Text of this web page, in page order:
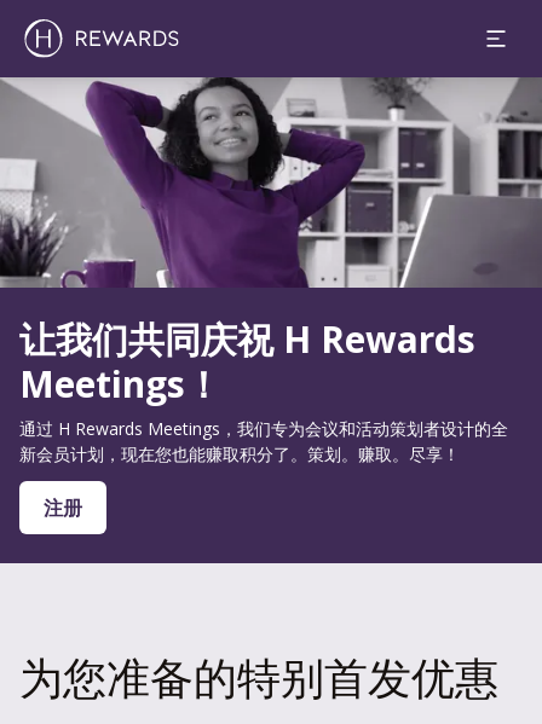
幻灯片1 of1
让我们共同庆祝 H Rewards
Meetings！
通过 H Rewards Meetings，我们专为会议和活动策划者设计的全
新会员计划，现在您也能赚取积分了。策划。赚取。尽享！
注册
为您准备的特别首发优惠